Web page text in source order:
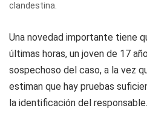
clandestina.
Una novedad importante tiene
últimas horas, un joven de 17
sospechoso del caso, a la vez
estiman que hay pruebas
la identificación del responsable.